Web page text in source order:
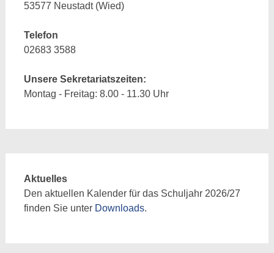
53577 Neustadt (Wied)
Telefon
02683 3588
Unsere Sekretariatszeiten:
Montag - Freitag: 8.00 - 11.30 Uhr
Aktuelles
Den aktuellen Kalender für das Schuljahr 2026/27
finden Sie unter Downloads.